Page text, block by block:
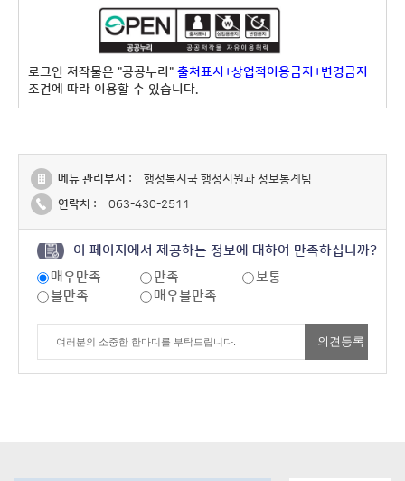
로그인 저작물은 "공공누리" 출처표시+상업적이용금지+변경금지
조건에 따라 이용할 수 있습니다.
메뉴 관리부서 :
행정복지국 행정지원과 정보통계팀
연락처 :
063-430-2511
이 페이지에서 제공하는 정보에 대하여 만족하십니까?
매우만족
만족
보통
불만족
매우불만족